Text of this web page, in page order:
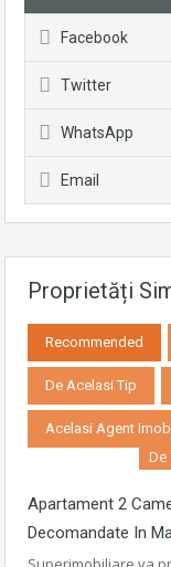
Facebook
Twitter
WhatsApp
Email
Proprietăți
Recommended
De Acelasi Tip
Acelasi Agent
Apartament 2
Decomandate In